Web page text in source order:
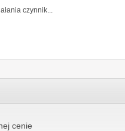
czynnik...
cenie